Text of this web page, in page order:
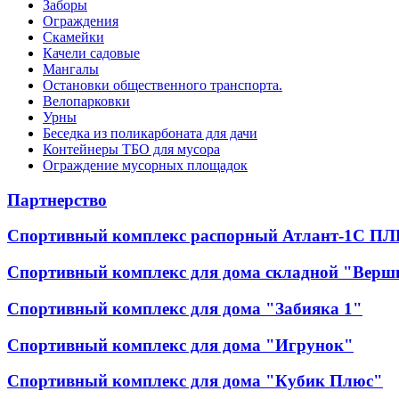
Заборы
Ограждения
Скамейки
Качели садовые
Мангалы
Остановки общественного транспорта.
Велопарковки
Урны
Беседка из поликарбоната для дачи
Контейнеры ТБО для мусора
Ограждение мусорных площадок
Партнерство
Спортивный комплекс распорный Атлант-1С
Спортивный комплекс для дома складной
Спортивный комплекс для дома "Забияка 1"
Спортивный комплекс для дома "Игрунок"
Спортивный комплекс для дома "Кубик Плюс"